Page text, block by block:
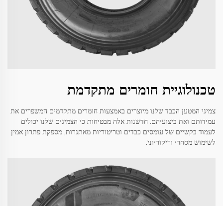
טכנולוגיית חומרים מתקדמת
צמיגי המטען הכבד שלנו מיוצרים באמצעות חומרים מתקדמים המשפרים את
עמידותם ואת ביצועיהם. חדשנות אלה מבטיחות כי הצמיגים שלנו יכולים
לעמוד בקשיים של עומסים כבדים וטריטוריות מאתגרות, מספקת פתרון אמין
לשימוש מסחרי וריקוריוני.